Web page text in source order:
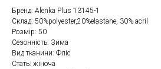
Бренд: Alenka Plus 13145-1
Склад: 50%polуester,20%elastane, 30% acrіl
Розмір: 50
Сезонність: Зима
Вид тканини: Фліс
Стать: жіноча